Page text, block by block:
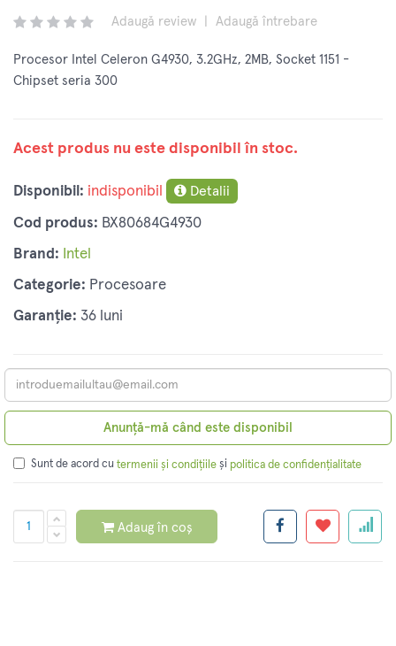
Adaugă review Adaugă întrebare
Procesor Intel Celeron G4930, 3.2GHz, 2MB, Socket 1151 -
Chipset seria 300
Acest produs nu este disponibil în stoc.
Disponibil: indisponibil Detalii
Cod produs: BX80684G4930
Brand: Intel
Categorie: Procesoare
Garanție: 36 luni
Anunță-mă când este disponibil
Sunt de acord cu termenii și condițiile și politica de confidențialitate
Adaug în coș